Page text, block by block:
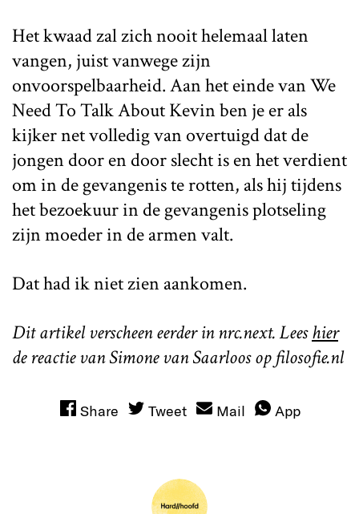
Het kwaad zal zich nooit helemaal laten
vangen, juist vanwege zijn
onvoorspelbaarheid. Aan het einde van We
Need To Talk About Kevin ben je er als
kijker net volledig van overtuigd dat de
jongen door en door slecht is en het verdient
om in de gevangenis te rotten, als hij tijdens
het bezoekuur in de gevangenis plotseling
zijn moeder in de armen valt.
Dat had ik niet zien aankomen.
Dit artikel verscheen eerder in nrc.next. Leeshier
de reactie van Simone van Saarloos op filosofie.nl
Share Tweet Mail App